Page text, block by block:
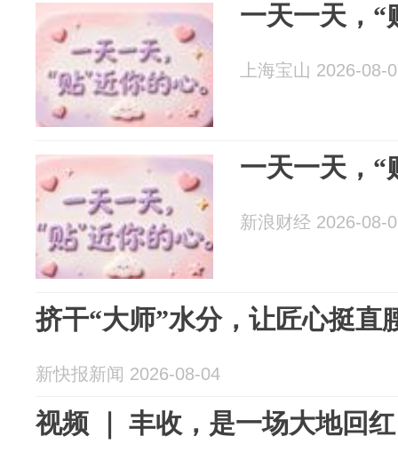
一天一天，“
上海宝山 2026-08-
一天一天，“
新浪财经 2026-08-
挤干“大师”水分，让匠心挺直
新快报新闻 2026-08-04
视频 ｜ 丰收，是一场大地回红